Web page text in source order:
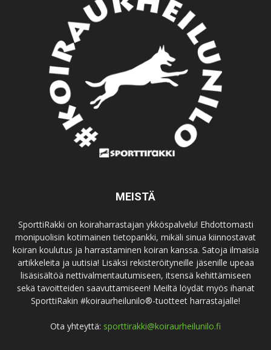
MEISTÄ
SporttiRakki on koiraharrastajan ykköspalvelu! Ehdottomasti
monipuolisin kotimainen tietopankki, mikäli sinua kiinnostavat
koiran koulutus ja harrastaminen koiran kanssa. Satoja ilmaisia
artikkeleita ja uutisia! Lisäksi rekisteröityneille jäsenille upeaa
lisäsisältöä nettivalmentautumiseen, itsensä kehittämiseen
sekä tavoitteiden saavuttamiseen! Meiltä löydät myös ihanat
SporttiRakin #koiraurheilunilo®-tuotteet harrastajalle!
Ota yhteyttä: sporttirakki@koiraurheilunilo.fi